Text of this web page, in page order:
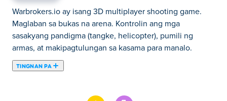
Warbrokers.io ay isang 3D multiplayer shooting game.
Maglaban sa bukas na arena. Kontrolin ang mga
sasakyang pandigma (tangke, helicopter), pumili ng
armas, at makipagtulungan sa kasama para manalo.
TINGNAN PA